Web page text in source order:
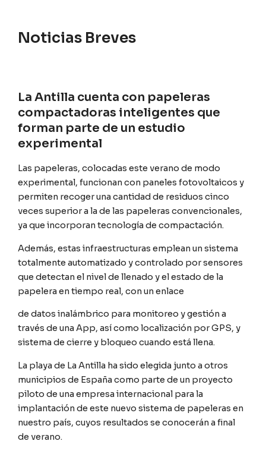
Noticias Breves
La Antilla cuenta con papeleras
compactadoras inteligentes que
forman parte de un estudio
experimental
Las papeleras, colocadas este verano de modo
experimental, funcionan con paneles fotovoltaicos y
permiten recoger una cantidad de residuos cinco
veces superior a la de las papeleras convencionales,
ya que incorporan tecnología de compactación.
Además, estas infraestructuras emplean un sistema
totalmente automatizado y controlado por sensores
que detectan el nivel de llenado y el estado de la
papelera en tiempo real, con un enlace
de datos inalámbrico para monitoreo y gestión a
través de una App, así como localización por GPS, y
sistema de cierre y bloqueo cuando está llena.
La playa de La Antilla ha sido elegida junto a otros
municipios de España como parte de un proyecto
piloto de una empresa internacional para la
implantación de este nuevo sistema de papeleras en
nuestro país, cuyos resultados se conocerán a final
de verano.